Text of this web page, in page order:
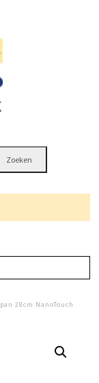
Zoeken
28cm NanoTouch